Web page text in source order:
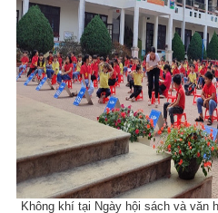
Không khí tại Ngày hội sách và văn